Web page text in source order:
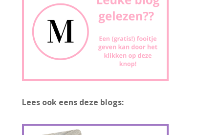
Lees ook eens deze blogs: